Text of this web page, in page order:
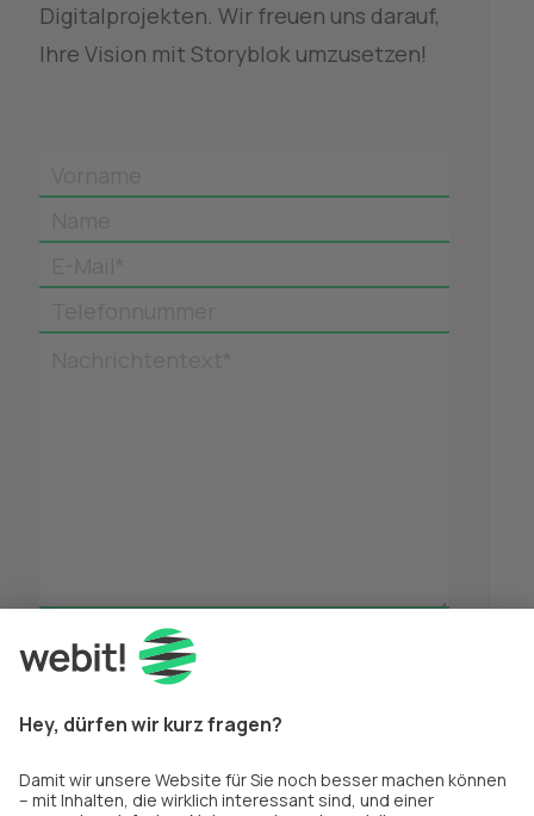
Digitalprojekten. Wir freuen uns darauf,
Ihre Vision mit Storyblok umzusetzen!